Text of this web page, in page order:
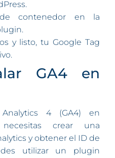
contenedor en la
y listo, tu Google Tag
GA4 en
4 (GA4) en
crear una
y obtener el ID de
utilizar un plugin